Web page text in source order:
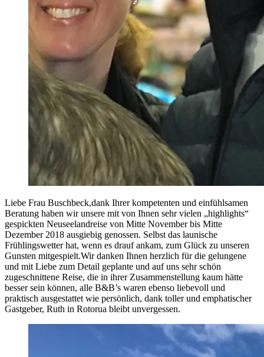
Liebe Frau Buschbeck,dank Ihrer kompetenten und einfühlsamen
Beratung haben wir unsere mit von Ihnen sehr vielen „highlights“
gespickten Neuseelandreise von Mitte November bis Mitte
Dezember 2018 ausgiebig genossen. Selbst das launische
Frühlingswetter hat, wenn es drauf ankam, zum Glück zu unseren
Gunsten mitgespielt.Wir danken Ihnen herzlich für die gelungene
und mit Liebe zum Detail geplante und auf uns sehr schön
zugeschnittene Reise, die in ihrer Zusammenstellung kaum hätte
besser sein können, alle B&B’s waren ebenso liebevoll und
praktisch ausgestattet wie persönlich, dank toller und emphatischer
Gastgeber, Ruth in Rotorua bleibt unvergessen.